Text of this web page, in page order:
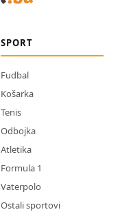
SPORT
Fudbal
Košarka
Tenis
Odbojka
Atletika
Formula 1
Vaterpolo
Ostali sportovi